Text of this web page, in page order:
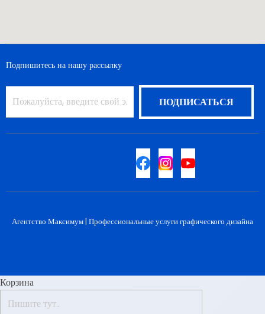
Подпишитесь на нашу рассылку
Агентство Максимум | Профессиональные услуги графического дизайна
Корзина